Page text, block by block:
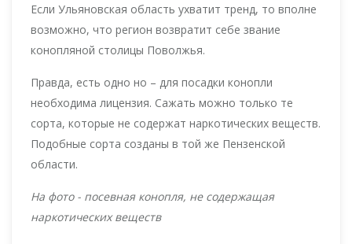
Если Ульяновская область ухватит тренд, то вполне
возможно, что регион возвратит себе звание
конопляной столицы Поволжья.
Правда, есть одно но – для посадки конопли
необходима лицензия. Сажать можно только те
сорта, которые не содержат наркотических веществ.
Подобные сорта созданы в той же Пензенской
области.
На фото - посевная конопля, не содержащая
наркотических веществ